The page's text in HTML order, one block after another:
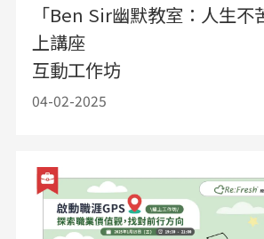
「Ben Sir幽默教室：人生不
上講座
互動工作坊
04-02-2025